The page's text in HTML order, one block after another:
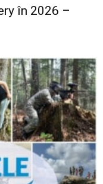
în 2026 –